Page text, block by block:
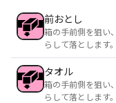
前おとし
箱の手前側を狙い
らして落とします。
タオル
箱の手前側を狙い
らして落とします。